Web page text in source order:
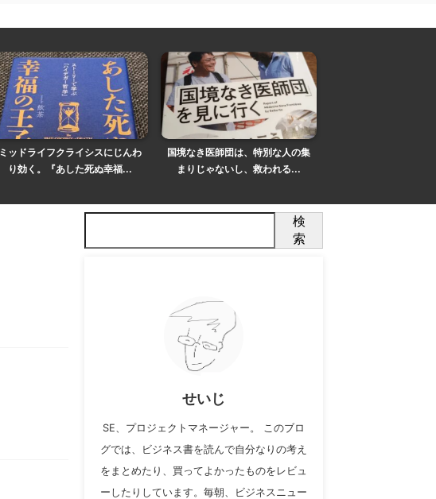
ミッドライフクライシスにじんわ
り効く。『あした死ぬ幸福...
国境なき医師団は、特別な人の集
まりじゃないし、救われる...
検
索
せいじ
SE、プロジェクトマネージャー。 このブロ
グでは、ビジネス書を読んで自分なりの考え
をまとめたり、買ってよかったものをレビュ
ーしたりしています。毎朝、ビジネスニュー